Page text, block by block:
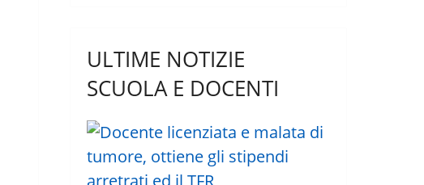
ULTIME NOTIZIE
SCUOLA E DOCENTI